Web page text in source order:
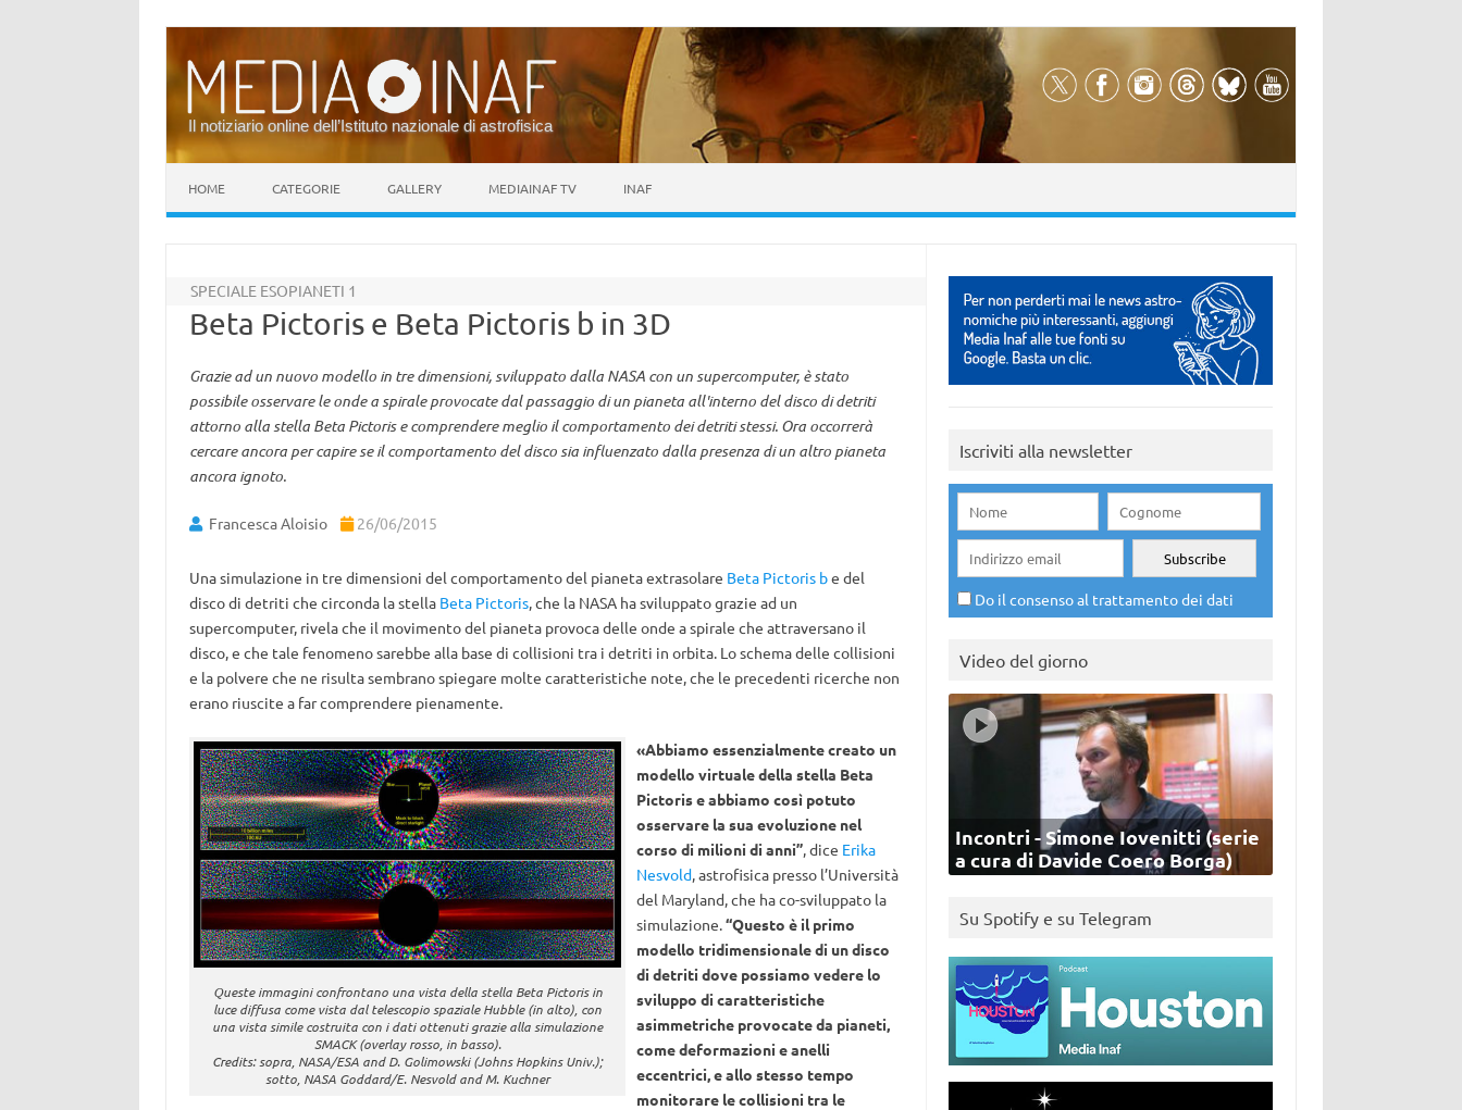
Il notiziario online dell’Istituto nazionale di astrofisica
HOME CATEGORIE GALLERY MEDIAINAF TV INAF
SPECIALE ESOPIANETI 1
Beta Pictoris e Beta Pictoris b in 3D
Grazie ad un nuovo modello in tre dimensioni, sviluppato dalla NASA con un supercomputer, è stato
possibile osservare le onde a spirale provocate dal passaggio di un pianeta all'interno del disco di detriti
attorno alla stella Beta Pictoris e comprendere meglio il comportamento dei detriti stessi. Ora occorrerà
cercare ancora per capire se il comportamento del disco sia influenzato dalla presenza di un altro pianeta
ancora ignoto.
Francesca Aloisio 26/06/2015
Una simulazione in tre dimensioni del comportamento del pianeta extrasolare Beta Pictoris be del
disco di detriti che circonda la stella Beta Pictoris, che la NASA ha sviluppato grazie ad un
supercomputer, rivela che il movimento del pianeta provoca delle onde a spirale che attraversano il
disco, e che tale fenomeno sarebbe alla base di collisioni tra i detriti in orbita. Lo schema delle collisioni
e la polvere che ne risulta sembrano spiegare molte caratteristiche note, che le precedenti ricerche non
erano riuscite a far comprendere pienamente.
Queste immagini confrontano una vista della stella Beta Pictoris in
luce diffusa come vista dal telescopio spaziale Hubble (in alto), con
una vista simile costruita con i dati ottenuti grazie alla simulazione
SMACK (overlay rosso, in basso).
Credits: sopra, NASA/ESA and D. Golimowski (Johns Hopkins Univ.);
sotto, NASA Goddard/E. Nesvold and M. Kuchner
«Abbiamo essenzialmente creato un
modello virtuale della stella Beta
Pictoris e abbiamo così potuto
osservare la sua evoluzione nel
corso di milioni di anni”, dice Erika
Nesvold, astrofisica presso l’Università
del Maryland, che ha co-sviluppato la
simulazione.“Questo è il primo
modello tridimensionale di un disco
di detriti dove possiamo vedere lo
sviluppo di caratteristiche
asimmetriche provocate da pianeti,
come deformazioni e anelli
eccentrici, e allo stesso tempo
monitorare le collisioni tra le
Iscriviti alla newsletter
Do il consenso al trattamento dei dati
Video del giorno
Incontri - Simone Iovenitti (serie
a cura di Davide Coero Borga)
Su Spotify e su Telegram